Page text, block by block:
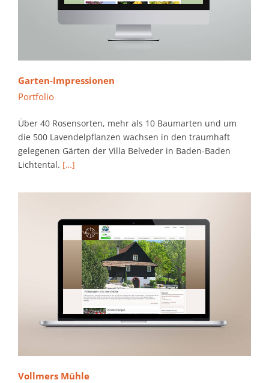
Garten-Impressionen
Portfolio
Über 40 Rosensorten, mehr als 10 Baumarten und um
die 500 Lavendelpflanzen wachsen in den traumhaft
gelegenen Gärten der Villa Belveder in Baden-Baden
Lichtental. […]
Vollmers Mühle